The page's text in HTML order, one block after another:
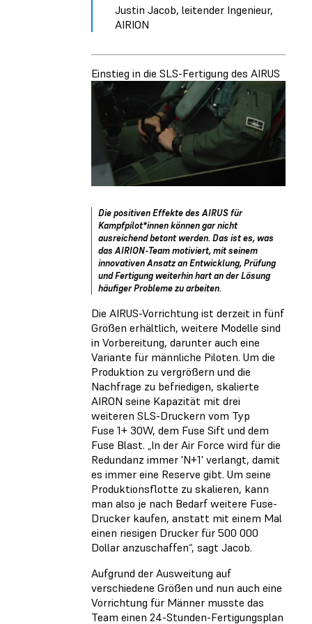
Justin Jacob, leitender Ingenieur,
AIRION
Einstieg in die SLS-Fertigung des AIRUS
Die positiven Effekte des AIRUS für
Kampfpilot*innen können gar nicht
ausreichend betont werden. Das ist es, was
das AIRION-Team motiviert, mit seinem
innovativen Ansatz an Entwicklung, Prüfung
und Fertigung weiterhin hart an der Lösung
häufiger Probleme zu arbeiten.
Die AIRUS-Vorrichtung ist derzeit in fünf
Größen erhältlich, weitere Modelle sind
in Vorbereitung, darunter auch eine
Variante für männliche Piloten. Um die
Produktion zu vergrößern und die
Nachfrage zu befriedigen, skalierte
AIRON seine Kapazität mit drei
weiteren SLS-Druckern vom Typ
Fuse 1+ 30W, dem Fuse Sift und dem
Fuse Blast. „In der Air Force wird für die
Redundanz immer 'N+1' verlangt, damit
es immer eine Reserve gibt. Um seine
Produktionsflotte zu skalieren, kann
man also je nach Bedarf weitere Fuse-
Drucker kaufen, anstatt mit einem Mal
einen riesigen Drucker für 500 000
Dollar anzuschaffen“, sagt Jacob.
Aufgrund der Ausweitung auf
verschiedene Größen und nun auch eine
Vorrichtung für Männer musste das
Team einen 24-Stunden-Fertigungsplan